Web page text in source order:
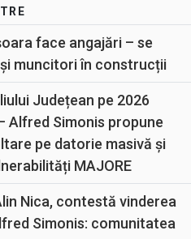
face angajări – se
muncitori în construcții
Județean pe 2026
Alfred Simonis propune
pe datorie masivă și
MAJORE
Nica, contestă vinderea
Simonis: comunitatea